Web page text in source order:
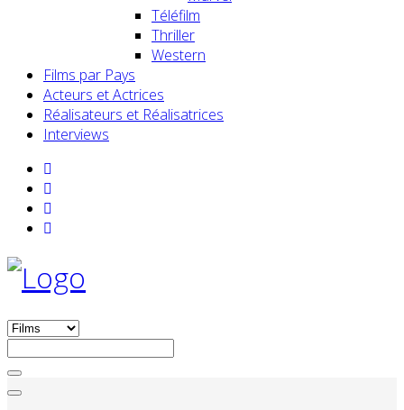
Téléfilm
Thriller
Western
Films par Pays
Acteurs et Actrices
Réalisateurs et Réalisatrices
Interviews